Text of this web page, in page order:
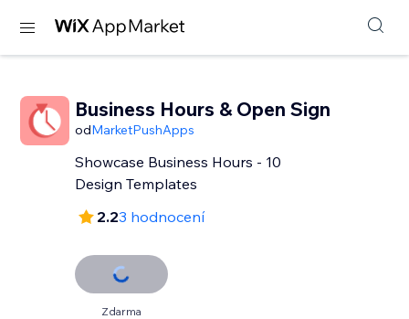
Business Hours & Open Sign
odMarketPushApps
Showcase Business Hours - 10
Design Templates
2.23 hodnocení
Zdarma